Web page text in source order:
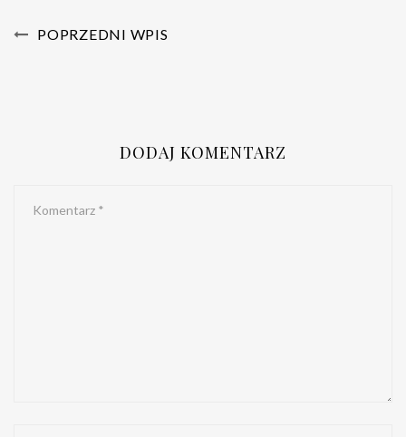
POPRZEDNI WPIS
DODAJ KOMENTARZ